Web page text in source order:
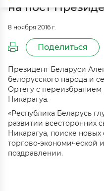
на пост
8 ноября 2016 г.
Поделиться
Президент Беларуси
белорусского народа и
Ортегу с переизбранием
Никарагуа.
«Республика Беларусь
развитии всесторонних
Никарагуа, поиске
торгово-экономической
поздравлении.